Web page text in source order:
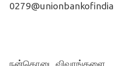
0279@unionbankofindia
நன்கொடை விவரங்களை